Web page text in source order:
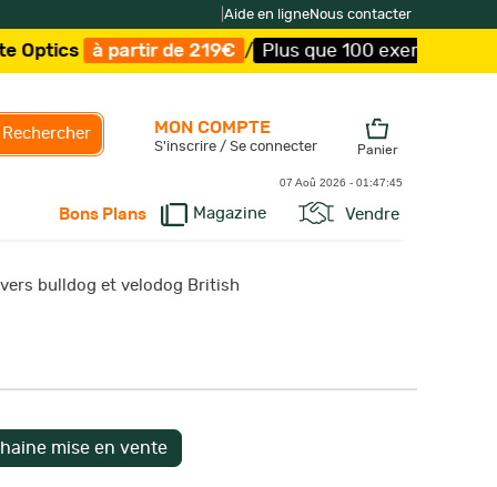
Aide en ligneNous contacter
de 219€ / Plus que 100 exemplaires ! /Livraison
Rechercher
Bons Plans Magazine Vendre
MON COMPTE
S'inscrire / Se connecter Panier
07 Aoû 2026 - 01:47:46
bulldog et velodog British